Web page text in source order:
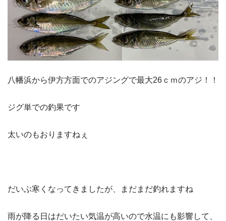
八幡浜から伊方方面でのアジングで最大26ｃｍのアジ！！
ジグ単での釣果です
太いのもおりますねぇ
だいぶ寒くなってきましたが、まだまだ釣れますね
雨が降る日はだいたい気温が高いので水温にも影響して、